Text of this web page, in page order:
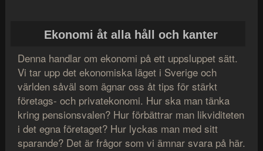
Ekonomi åt alla håll och kanter
Denna handlar om ekonomi på ett uppsluppet sätt.
Vi tar upp det ekonomiska läget i Sverige och
världen såväl som ägnar oss åt tips för stärkt
företags- och privatekonomi. Hur ska man tänka
kring pensionsvalen? Hur förbättrar man likviditeten
i det egna företaget? Hur lyckas man med sitt
sparande? Det är frågor som vi ämnar svara på här.